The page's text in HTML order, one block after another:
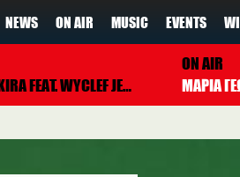
NEWS ON AIR MUSIC EVENTS
FEAT. WYCLEF JEAN
ON AIR
ΜΑΡΙΑ